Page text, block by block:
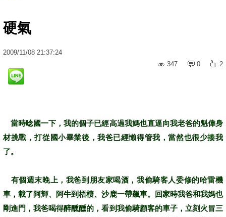
硬氣
2009/11/08 21:37:24
347
0 2
當時唸國一下，我的個子已經高過我媽也直逼向我老爸的魁偉身
材挑戰，打從國小畢業後，我爸已經懶得管我，當然也很少揍我
了。
有個週末晚上，我爸到朋友家喝酒，我偷騎客人委修的哈雷機
車，載了阿輝、阿牛到梧棲、沙鹿一帶飆車。回家時我爸和我媽也
剛進門，我爸喝得醉醺醺的，看到我偷騎顧客的車子，立刻火冒三